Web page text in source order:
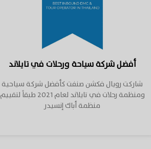
أفضل شركة سياحة ورحلات في تايلاند
شاركت رويال فكشن صنفت كأفضل شركة سياحية
ومنظمة رحلات في تايلاند لعام 2021 طبقاً لتقييم
منظمة أباك إنسيدر